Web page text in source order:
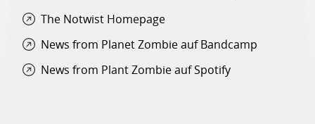
The Notwist Homepage
News from Planet Zombie auf Bandcamp
News from Plant Zombie auf Spotify